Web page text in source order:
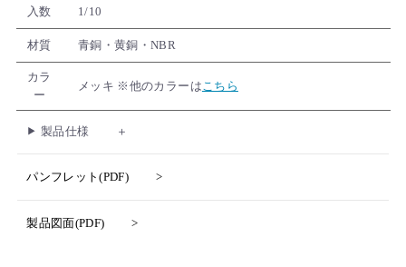
入数 1/10
材質 青銅・黄銅・NBR
カラ
ー
メッキ ※他のカラーは こちら
製品仕様
パンフレット(PDF)
製品図面(PDF)